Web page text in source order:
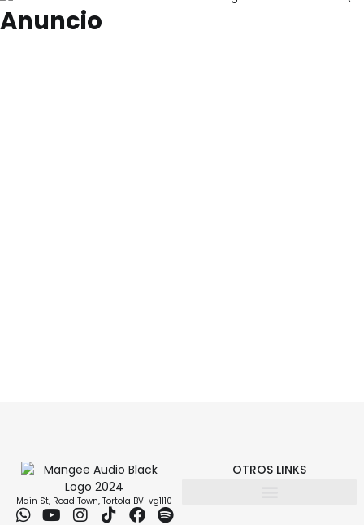
Anuncio
Main St, Road Town, Tortola BVI vg1110
OTROS LINKS